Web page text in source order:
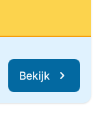
Bekijk